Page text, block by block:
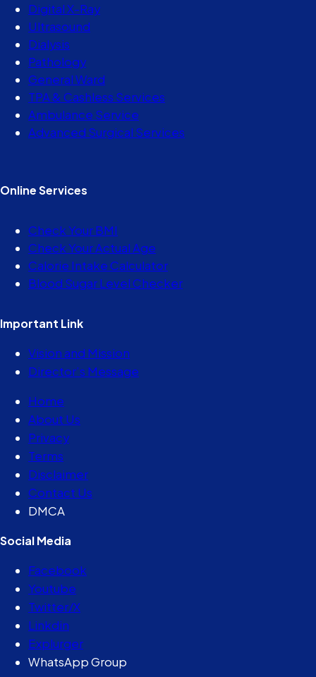
Digital X-Ray
Ultrasound
Dialysis
Pathology
General Ward
TPA & Cashless Services
Ambulance Service
Advanced Surgical Services
Online Services
Check Your BMI
Check Your Actual Age
Calorie Intake Calculator
Blood Sugar Level Checker
Important Link
Vision and Mission
Director’s Message
Home
About Us
Privacy
Terms
Disclaimer
Contact Us
DMCA
Social Media
Facebook
Youtube
Twitter/X
Linkdin
Explurger
WhatsApp Group